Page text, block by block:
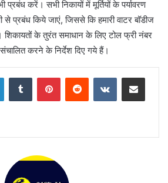
प्रबंध करें। सभी निकायों में मूर्तियों के पर्यावरण
प्रबंध किये जाएं, जिससे कि हमारी वाटर बॉडीज
शिकायतों के तुरंत समाधान के लिए टोल फ्री नंबर
करने के निर्देश दिए गये हैं।
LinkedInTumblr PinterestReddit VKontakteShare via Email